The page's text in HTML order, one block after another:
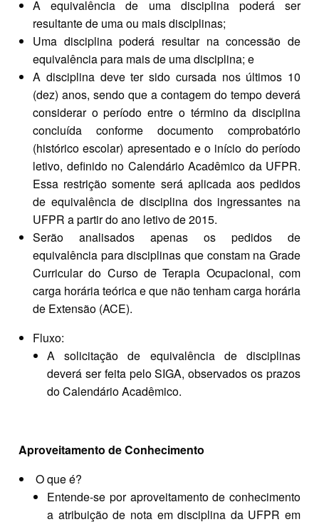
A equivalência de uma disciplina poderá ser
resultante de uma ou mais disciplinas;
Uma disciplina poderá resultar na concessão de
equivalência para mais de uma disciplina; e
A disciplina deve ter sido cursada nos últimos 10
(dez) anos, sendo que a contagem do tempo deverá
considerar o período entre o término da disciplina
concluída conforme documento comprobatório
(histórico escolar) apresentado e o início do período
letivo, definido no Calendário Acadêmico da UFPR.
Essa restrição somente será aplicada aos pedidos
de equivalência de disciplina dos ingressantes na
UFPR a partir do ano letivo de 2015.
Serão analisados apenas os pedidos de
equivalência para disciplinas que constam na Grade
Curricular do Curso de Terapia Ocupacional, com
carga horária teórica e que não tenham carga horária
de Extensão (ACE).
Fluxo:
A solicitação de equivalência de disciplinas
deverá ser feita pelo SIGA, observados os prazos
do Calendário Acadêmico.
Aproveitamento de Conhecimento
O que é?
Entende-se por aproveitamento de conhecimento
a atribuição de nota em disciplina da UFPR em